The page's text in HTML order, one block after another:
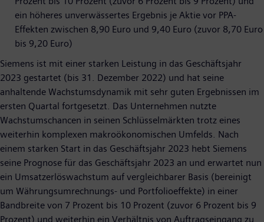
ein höheres unverwässertes Ergebnis je Aktie vor PPA-
Effekten zwischen 8,90 Euro und 9,40 Euro (zuvor 8,70 Euro
bis 9,20 Euro)
Siemens ist mit einer starken Leistung in das Geschäftsjahr
2023 gestartet (bis 31. Dezember 2022) und hat seine
anhaltende Wachstumsdynamik mit sehr guten Ergebnissen im
ersten Quartal fortgesetzt. Das Unternehmen nutzte
Wachstumschancen in seinen Schlüsselmärkten trotz eines
weiterhin komplexen makroökonomischen Umfelds. Nach
einem starken Start in das Geschäftsjahr 2023 hebt Siemens
seine Prognose für das Geschäftsjahr 2023 an und erwartet nun
ein Umsatzerlöswachstum auf vergleichbarer Basis (bereinigt
um Währungsumrechnungs- und Portfolioeffekte) in einer
Bandbreite von 7 Prozent bis 10 Prozent (zuvor 6 Prozent bis 9
Prozent) und weiterhin ein Verhältnis von Auftragseingang zu